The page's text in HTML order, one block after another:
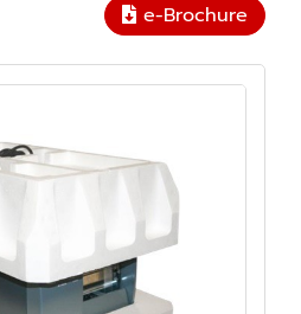
e-Brochure